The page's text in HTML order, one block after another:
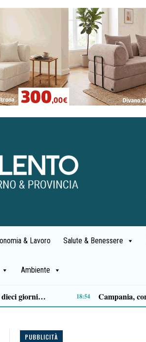
& Lavoro Salute & Benessere
Ambiente
vestirsi in stile preppy: i capi
PUBBLICITÀ